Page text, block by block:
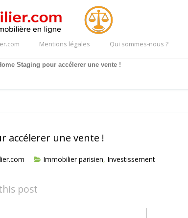
Mentions légales Qui sommes-nous ?
Staging pour accélerer une vente !
accélerer une vente !
Immobilier parisien, Investissement
post